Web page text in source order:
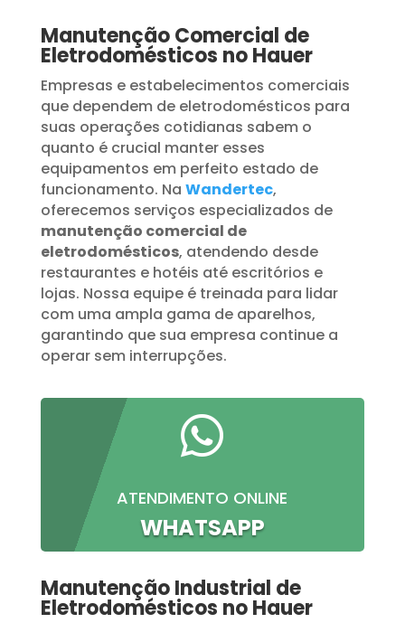
Manutenção Comercial de
Eletrodomésticos no Hauer
Empresas e estabelecimentos comerciais
que dependem de eletrodomésticos para
suas operações cotidianas sabem o
quanto é crucial manter esses
equipamentos em perfeito estado de
funcionamento. Na Wandertec,
oferecemos serviços especializados de
manutenção comercial de
eletrodomésticos, atendendo desde
restaurantes e hotéis até escritórios e
lojas. Nossa equipe é treinada para lidar
com uma ampla gama de aparelhos,
garantindo que sua empresa continue a
operar sem interrupções.

ATENDIMENTO ONLINE
WHATSAPP
Manutenção Industrial de
Eletrodomésticos no Hauer